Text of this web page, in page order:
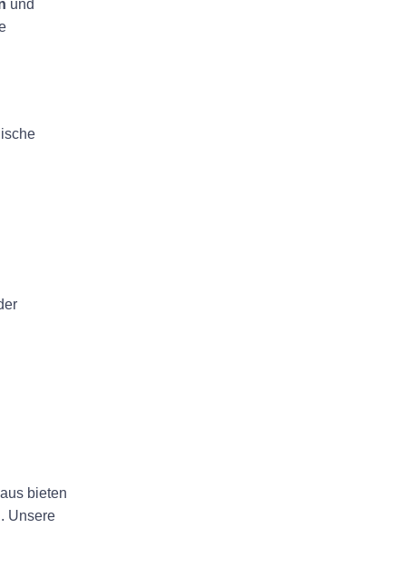
und
bieten
Unsere